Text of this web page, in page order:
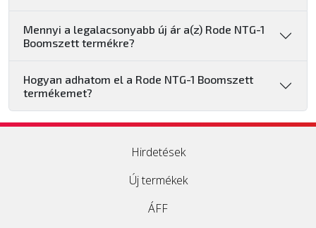
Mennyi a legalacsonyabb új ár a(z) Rode NTG-1
Boomszett termékre?
Hogyan adhatom el a Rode NTG-1 Boomszett
termékemet?
Hirdetések
Új termékek
ÁFF